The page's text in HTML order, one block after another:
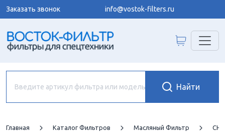
Заказать звонок info@vostok-filters.ru
Главная Каталог Фильтров Масляный Фильтр